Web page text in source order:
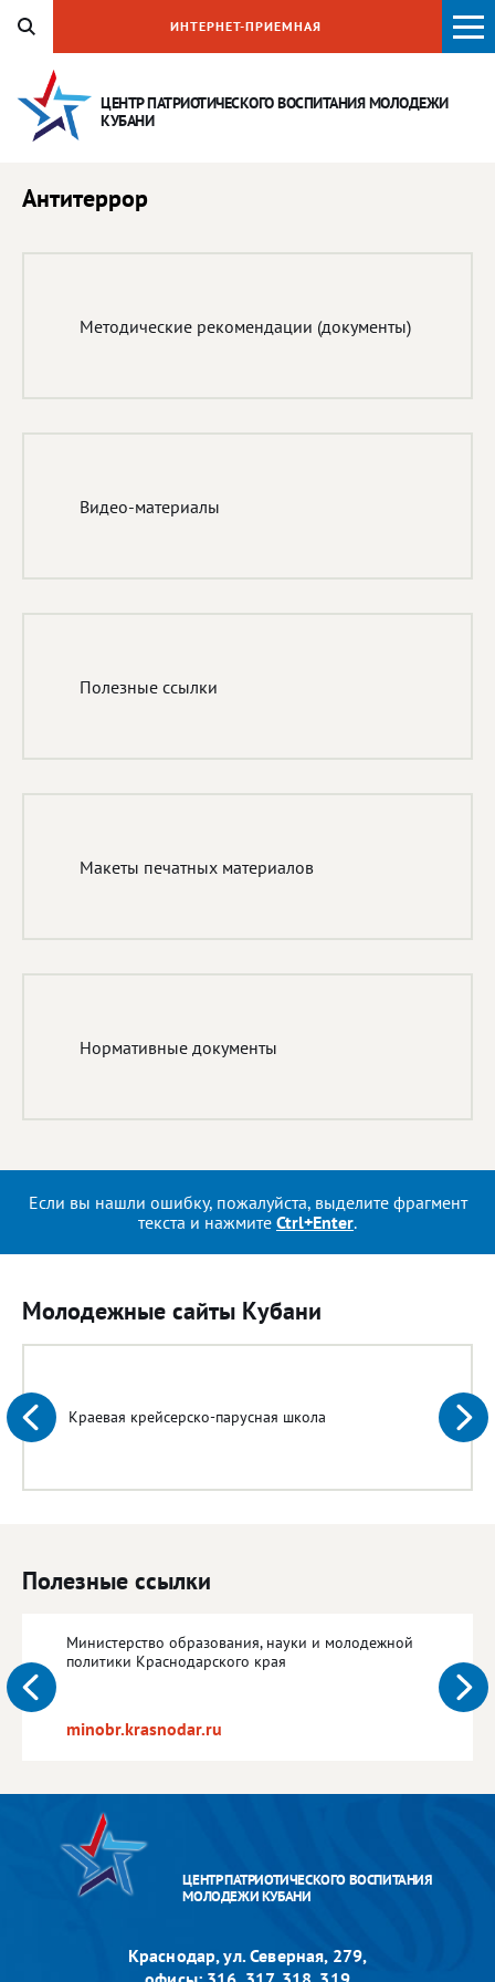
ЦЕНТР ПАТРИОТИЧЕСКОГО ВОСПИТАНИЯМОЛОДЕЖИ
КУБАНИ
ИНТЕРНЕТ-ПРИЕМНАЯ
Антитеррор
Методические рекомендации (документы)
Видео-материалы
Полезные ссылки
Макеты печатных материалов
Нормативные документы
Если вы нашли ошибку, пожалуйста, выделите фрагмент
текста и нажмите Ctrl+Enter.
Молодежные сайты Кубани
Краевая крейсерско-парусная школа
Полезные ссылки
Министерство образования, науки и молодежной
политики Краснодарского края
minobr.krasnodar.ru
ЦЕНТР ПАТРИОТИЧЕСКОГО ВОСПИТАНИЯ
МОЛОДЕЖИ КУБАНИ
Краснодар, ул. Северная, 279,